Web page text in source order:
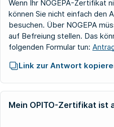
Wenn Ihr NOGEPA-Zertifikat
können Sie nicht einfach den
besuchen. Über NOGEPA
auf Befreiung stellen. Das
folgenden Formular tun:
Link zur Antwort
Mein OPITO-Zertifikat ist